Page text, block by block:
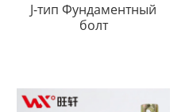
J-тип Фундаментный
болт